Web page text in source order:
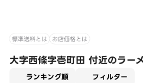
標準送料とは お店価格とは
大字西條字壱町田 付近のラー
ランキング順 フィルター